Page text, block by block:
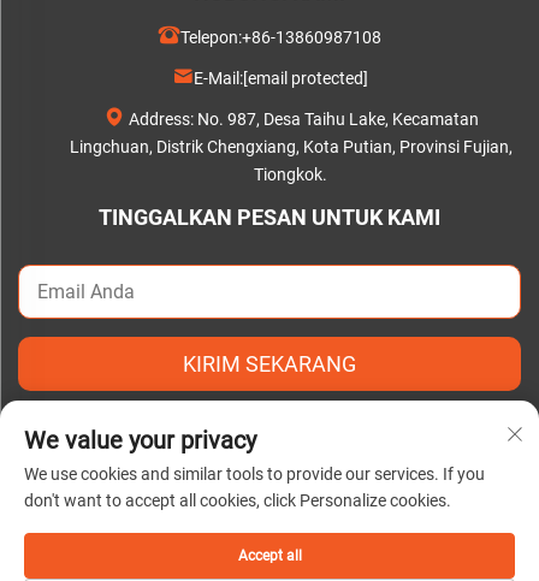
Telepon:+86-13860987108
E-Mail:[email protected]
Address: No. 987, Desa Taihu Lake, Kecamatan
Lingchuan, Distrik Chengxiang, Kota Putian, Provinsi Fujian,
Tiongkok.
TINGGALKAN PESAN UNTUK KAMI
KIRIM SEKARANG
Hak Cipta © 2025 oleh Putian C&Q Paper Co., Ltd. |
Privasi
We value your privacy
We use cookies and similar tools to provide our services. If you
don't want to accept all cookies, click Personalize cookies.
Accept all